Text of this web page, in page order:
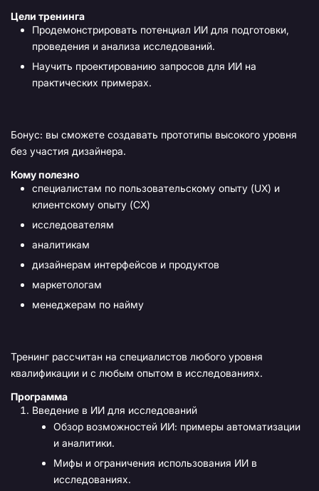
Цели тренинга
Продемонстрировать потенциал ИИ для подготовки,
проведения и анализа исследований.
Научить проектированию запросов для ИИ на
практических примерах.
Бонус: вы сможете создавать прототипы высокого уровня
без участия дизайнера.
Кому полезно
специалистам по пользовательскому опыту (UX) и
клиентскому опыту (CX)
исследователям
аналитикам
дизайнерам интерфейсов и продуктов
маркетологам
менеджерам по найму
Тренинг рассчитан на специалистов любого уровня
квалификации и с любым опытом в исследованиях.
Программа
Введение в ИИ для исследований
Обзор возможностей ИИ: примеры автоматизации
и аналитики.
Мифы и ограничения использования ИИ в
исследованиях.